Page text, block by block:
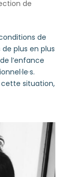
de
de
plus en plus
l’enfance
cette situation,